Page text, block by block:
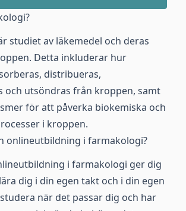
studiet av läkemedel och deras
Detta inkluderar hur
distribueras,
och utsöndras från kroppen, samt
för att påverka biokemiska och
i kroppen.
onlineutbildning i farmakologi?
i farmakologi ger dig
dig i din egen takt och i din egen
när det passar dig och har